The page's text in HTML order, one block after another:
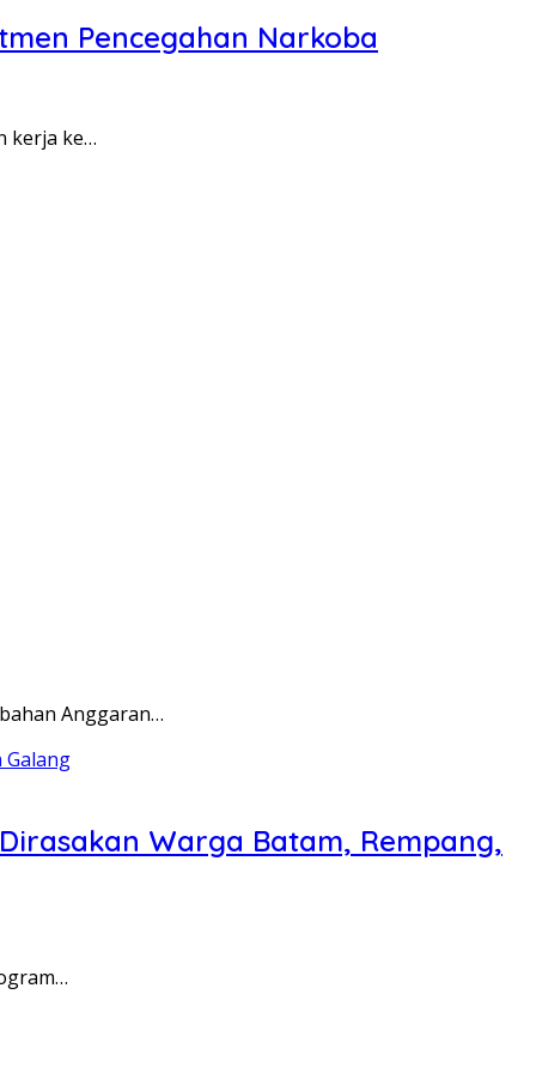
Pencegahan Narkoba
kerja ke…
Anggaran…
Warga Batam, Rempang,